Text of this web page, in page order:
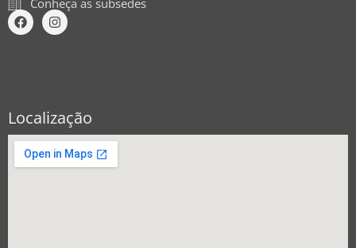
Conheça as subsedes
Localização